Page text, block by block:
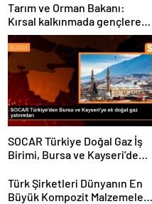
Tarım ve Orman Bakanı:
Kırsal kalkınmada gençlere
ve kadınlara pozitif ayrımcılık
yapıyoruz
SOCAR Türkiye Doğal Gaz İş
Birimi, Bursa ve Kayseri’de
Türk Şirketleri Dünyanın En
Büyük Kompozit Malzemeler